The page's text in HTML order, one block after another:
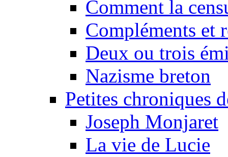
Comment la
Compléments et
Deux ou trois
Nazisme breton
Petites chroniques
Joseph Monjaret
La vie de Lucie